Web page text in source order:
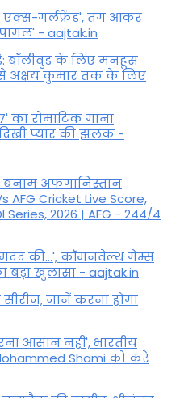
एक्स-गर्लफ्रेंड', तंग आकर
- aajtak.in
बॉलीवुड के लिए मनहूस
अक्षय कुमार तक के लिए
का रोमांटिक गाना
प्यार की झलक -
अफगानिस्तान
AFG Cricket Live Score,
Series, 2026 | AFG - 244/4
की...', कॉमनवेल्थ गेम्स
बड़ा खुलासा - aajtak.in
जानें करना होगा
आसान नहीं', भारतीय
Shami को करे